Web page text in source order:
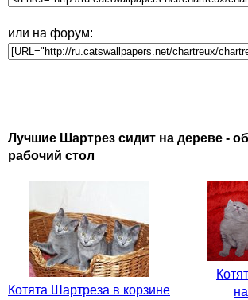
или на форум:
Лучшие Шартрез сидит на дереве -
рабочий стол
Котята Шартреза в корзине